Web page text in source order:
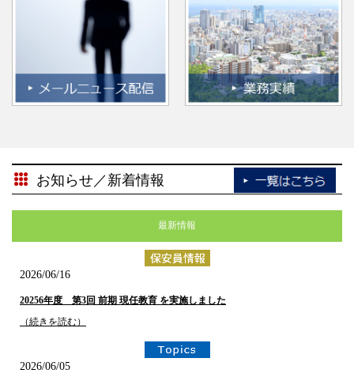
お知らせ／新着情報
最新情報
2026/06/16
20256年度 第3回 前期 現任教育 を実施しました
（続きを読む）
2026/06/05